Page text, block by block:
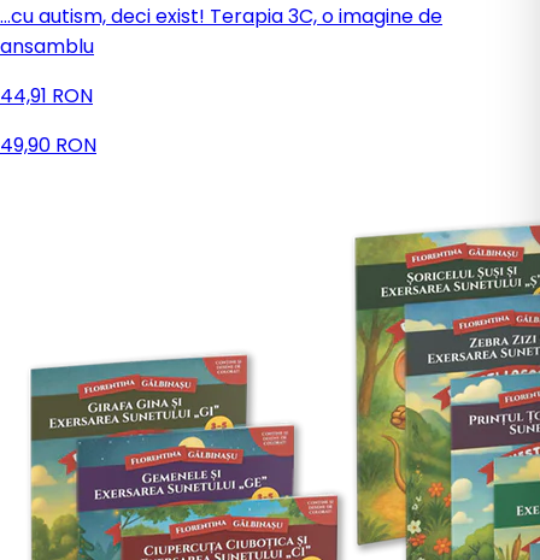
...cu autism, deci exist! Terapia 3C, o imagine de
ansamblu
44,91 RON
49,90 RON